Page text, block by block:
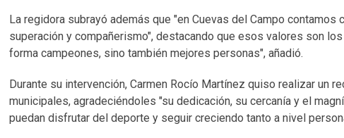
La regidora subrayó además que "en Cuevas del Campo
superación y compañerismo", destacando que esos valores son
forma campeones, sino también mejores personas", añadió.
Durante su intervención, Carmen Rocío Martínez quiso realizar un
municipales, agradeciéndoles "su dedicación, su cercanía y el
puedan disfrutar del deporte y seguir creciendo tanto a nivel